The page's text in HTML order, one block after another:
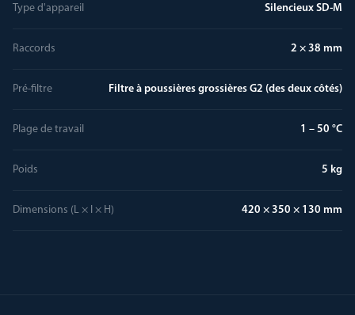
Type d'appareil Silencieux SD-M
Raccords 2 × 38 mm
Pré-filtre Filtre à poussières grossières G2 (des deux côtés)
Plage de travail 1 – 50 °C
Poids 5 kg
Dimensions (L × l × H) 420 × 350 × 130 mm